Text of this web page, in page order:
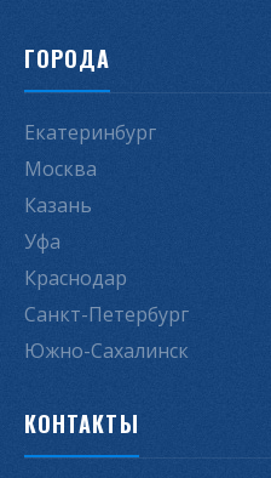
ГОРОДА
Екатеринбург
Москва
Казань
Уфа
Краснодар
Санкт-Петербург
Южно-Сахалинск
КОНТАКТЫ